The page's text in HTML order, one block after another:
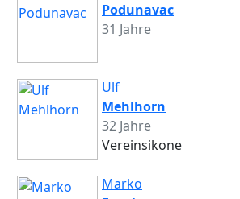
Podunavac
31 Jahre
Ulf
Mehlhorn
32 Jahre
Vereinsikone
Marko